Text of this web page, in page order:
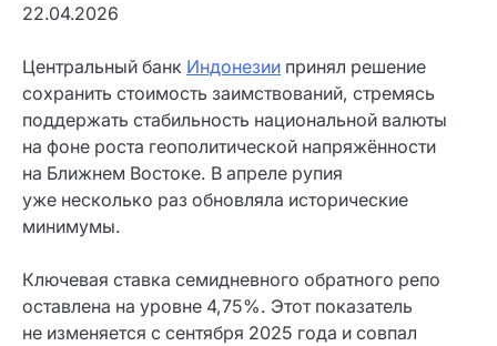
22.04.2026
Центральный банк Индонезии принял решение
сохранить стоимость заимствований, стремясь
поддержать стабильность национальной валюты
на фоне роста геополитической напряжённости
на Ближнем Востоке. В апреле рупия
уже несколько раз обновляла исторические
минимумы.
Ключевая ставка семидневного обратного репо
оставлена на уровне 4,75%. Этот показатель
не изменяется с сентября 2025 года и совпал